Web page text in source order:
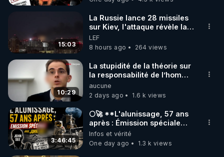
15:03
La Russie lance 28 missiles
sur Kiev, l'attaque révèle la
faiblesse de Kiev
LEF
8 hours ago
264 views
10:29
La stupidité de la théorie sur
la responsabilité de l’homme
concernant le dioxyde de
carbone.
aucune
2 days ago
1.6 k views
3:46:45
🌕🚀 **L'alunissage, 57 ans
après : Émission spéciale
avec John Doe !** 👨 🚀✨
Infos et vérité
One day ago
1.3 k views